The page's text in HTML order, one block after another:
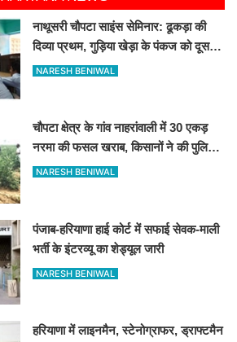
नाथूसरी चौपटा साइंस सेमिनार: ढूकड़ा की
दिव्या प्रथम, गुड़िया खेड़ा के पंकज को दूसरा
स्थान
NARESH BENIWAL
चौपटा क्षेत्र के गांव नाहरांवाली में 30 एकड़
नरमा की फसल खराब, किसानों ने की पुलिस
व कृषि विभाग से जांच की मांग
NARESH BENIWAL
पंजाब-हरियाणा हाई कोर्ट में सफाई सेवक-माली
भर्ती के इंटरव्यू का शेड्यूल जारी
NARESH BENIWAL
हरियाणा में लाइनमैन, स्टेनोग्राफर, ड्राफ्टमैन